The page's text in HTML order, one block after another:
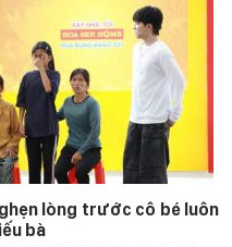
lòng trước cô bé luôn
bà